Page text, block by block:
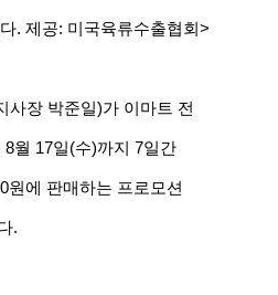
. 제공: 미국육류수출협회>
사장 박준일)가 이마트 전
8월 17일(수)까지 7일간
원에 판매하는 프로모션
.